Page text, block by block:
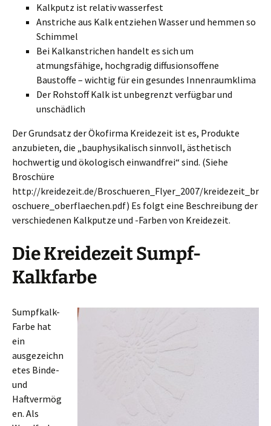
Kalkputz ist relativ wasserfest
Anstriche aus Kalk entziehen Wasser und hemmen so
Schimmel
Bei Kalkanstrichen handelt es sich um
atmungsfähige, hochgradig diffusionsoffene
Baustoffe – wichtig für ein gesundes Innenraumklima
Der Rohstoff Kalk ist unbegrenzt verfügbar und
unschädlich
Der Grundsatz der Ökofirma Kreidezeit ist es, Produkte
anzubieten, die „bauphysikalisch sinnvoll, ästhetisch
hochwertig und ökologisch einwandfrei“ sind. (Siehe
Broschüre
http://kreidezeit.de/Broschueren_Flyer_2007/kreidezeit_br
oschuere_oberflaechen.pdf) Es folgt eine Beschreibung der
verschiedenen Kalkputze und -Farben von Kreidezeit.
Die Kreidezeit Sumpf-
Kalkfarbe
Sumpfkalk-
Farbe hat
ein
ausgezeichn
etes Binde-
und
Haftvermög
en. Als